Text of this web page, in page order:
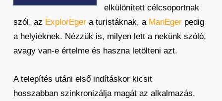
elkülönített célcsoportnak
szól, az ExplorEgera turistáknak, a ManEgerpedig
a helyieknek. Nézzük is, milyen lett a nekünk szóló,
avagy van-e értelme és haszna letölteni azt.
A telepítés utáni első indításkor kicsit
hosszabban szinkronizálja magát az alkalmazás,